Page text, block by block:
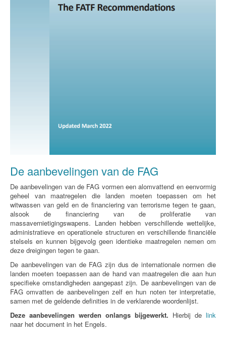
De aanbevelingen van de FAG
De aanbevelingen van de FAG vormen een alomvattend en eenvormig
geheel van maatregelen die landen moeten toepassen om het
witwassen van geld en de financiering van terrorisme tegen te gaan,
alsook de financiering van de proliferatie van
massavernietigingswapens. Landen hebben verschillende wettelijke,
administratieve en operationele structuren en verschillende financiële
stelsels en kunnen bijgevolg geen identieke maatregelen nemen om
deze dreigingen tegen te gaan.
De aanbevelingen van de FAG zijn dus de internationale normen die
landen moeten toepassen aan de hand van maatregelen die aan hun
specifieke omstandigheden aangepast zijn. De aanbevelingen van de
FAG omvatten de aanbevelingen zelf en hun noten ter interpretatie,
samen met de geldende definities in de verklarende woordenlijst.
Deze aanbevelingen werden onlangs bijgewerkt. Hierbij de link
naar het document in het Engels.